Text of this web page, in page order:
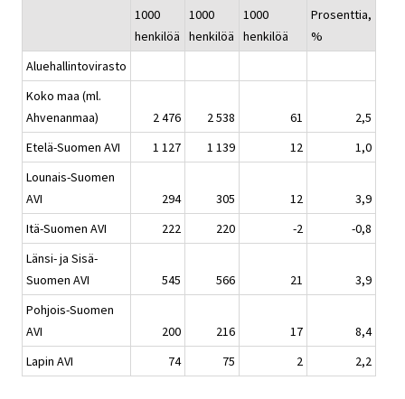
1000
henkilöä
1000
henkilöä
1000
henkilöä
Prosenttia,
%
Aluehallintovirasto
Koko maa (ml.
Ahvenanmaa)
2 476 2 538 61
2,5
Etelä-Suomen AVI
1 127 1 139 12
1,0
Lounais-Suomen
AVI
294 305 12
3,9
Itä-Suomen AVI
222 220 -2
-0,8
Länsi- ja Sisä-
Suomen AVI
545 566 21
3,9
Pohjois-Suomen
AVI
200 216 17
8,4
Lapin AVI
74 75 2 2,2